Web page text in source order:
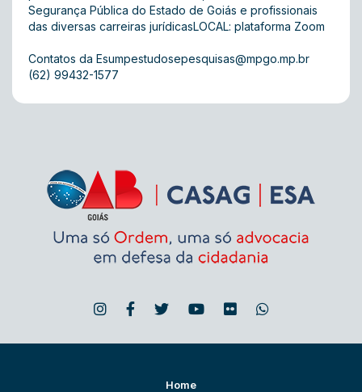
Segurança Pública do Estado de Goiás e profissionais
das diversas carreiras jurídicasLOCAL: plataforma Zoom
Contatos da Esumpestudosepesquisas@mpgo.mp.br
(62) 99432-1577
Home